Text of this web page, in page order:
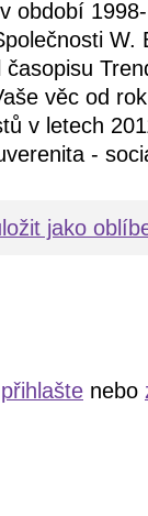
období
W.
věc od
v letech
-
jako
přihlašte nebo